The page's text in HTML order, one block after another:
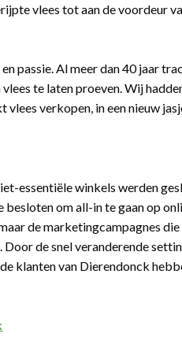
vlees tot aan de voordeur
passie. Al meer dan 40 jaar
te laten proeven. Wij
vlees verkopen, in een nieuw
essentiële winkels werden
om all-in te gaan op
de marketingcampagnes die
de snel veranderende
klanten van Dierendonck